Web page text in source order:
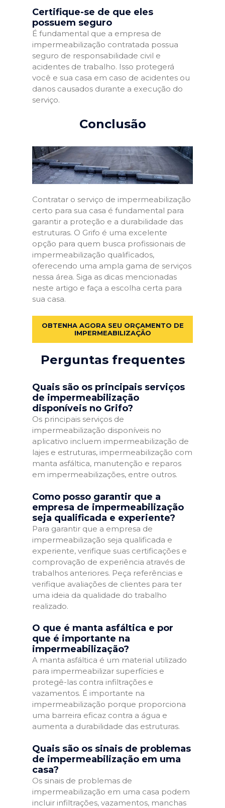
Certifique-se de que eles
possuem seguro
É fundamental que a empresa de
impermeabilização contratada possua
seguro de responsabilidade civil e
acidentes de trabalho. Isso protegerá
você e sua casa em caso de acidentes ou
danos causados durante a execução do
serviço.
Conclusão
Contratar o serviço de impermeabilização
certo para sua casa é fundamental para
garantir a proteção e a durabilidade das
estruturas. O Grifo é uma excelente
opção para quem busca profissionais de
impermeabilização qualificados,
oferecendo uma ampla gama de serviços
nessa área. Siga as dicas mencionadas
neste artigo e faça a escolha certa para
sua casa.
OBTENHA AGORA SEU ORÇAMENTO DE
IMPERMEABILIZAÇÃO
Perguntas frequentes
Quais são os principais serviços
de impermeabilização
disponíveis no Grifo?
Os principais serviços de
impermeabilização disponíveis no
aplicativo incluem impermeabilização de
lajes e estruturas, impermeabilização com
manta asfáltica, manutenção e reparos
em impermeabilizações, entre outros.
Como posso garantir que a
empresa de impermeabilização
seja qualificada e experiente?
Para garantir que a empresa de
impermeabilização seja qualificada e
experiente, verifique suas certificações e
comprovação de experiência através de
trabalhos anteriores. Peça referências e
verifique avaliações de clientes para ter
uma ideia da qualidade do trabalho
realizado.
O que é manta asfáltica e por
que é importante na
impermeabilização?
A manta asfáltica é um material utilizado
para impermeabilizar superfícies e
protegê-las contra infiltrações e
vazamentos. É importante na
impermeabilização porque proporciona
uma barreira eficaz contra a água e
aumenta a durabilidade das estruturas.
Quais são os sinais de problemas
de impermeabilização em uma
casa?
Os sinais de problemas de
impermeabilização em uma casa podem
incluir infiltrações, vazamentos, manchas